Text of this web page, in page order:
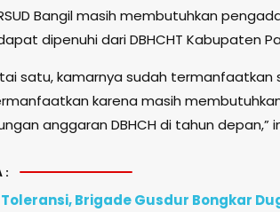
Bangil masih membutuhkan
dipenuhi dari DBHCHT Kabupaten
satu, kamarnya sudah
karena masih
anggaran DBHCH di tahun depan,”
Brigade Gusdur Bongkar